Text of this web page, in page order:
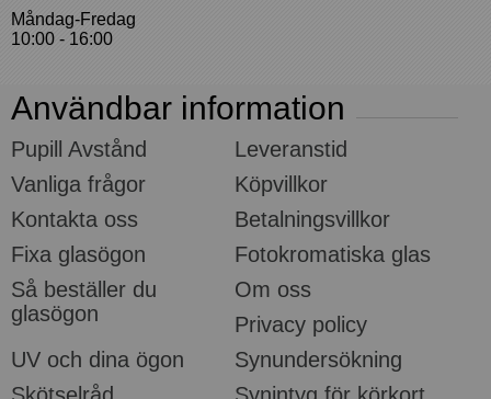
Måndag-Fredag
10:00 - 16:00
Användbar information
Pupill Avstånd
Leveranstid
Vanliga frågor
Köpvillkor
Kontakta oss
Betalningsvillkor
Fixa glasögon
Fotokromatiska glas
Så beställer du
glasögon
Om oss
Privacy policy
UV och dina ögon
Synundersökning